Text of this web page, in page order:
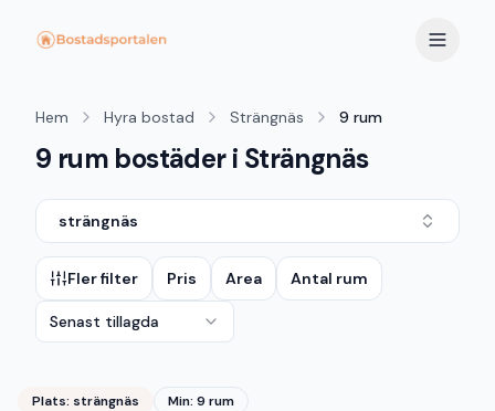
Hem Hyra bostad Strängnäs 9 rum
9 rum bostäder i Strängnäs
strängnäs
Fler filter Pris Area Antal rum
Senast tillagda
Plats: strängnäs Min: 9 rum